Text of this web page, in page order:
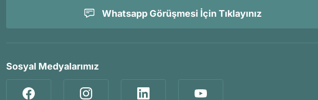
Whatsapp Görüşmesi İçin Tıklayınız
Sosyal Medyalarımız